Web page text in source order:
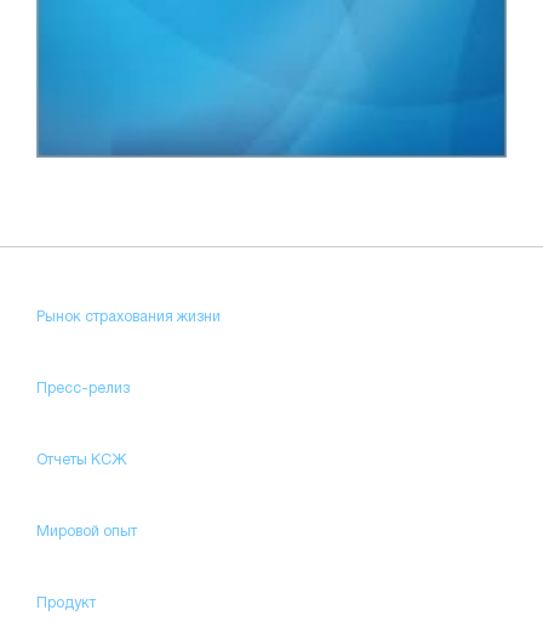
Рынок страхования жизни
Пресс-релиз
Отчеты КСЖ
Мировой опыт
Продукт